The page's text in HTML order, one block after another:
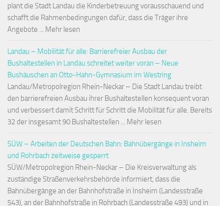
plant die Stadt Landau die Kinderbetreuung vorausschauend und
schafft die Rahmenbedingungen dafür, dass die Träger ihre
Angebote ... Mehr lesen
Landau – Mobilität für alle: Barrierefreier Ausbau der
Bushaltestellen in Landau schreitet weiter voran – Neue
Bushäuschen an Otto-Hahn-Gymnasium im Westring
Landau/Metropolregion Rhein-Neckar – Die Stadt Landau treibt
den barrierefreien Ausbau ihrer Bushaltestellen konsequent voran
und verbessert damit Schritt für Schritt die Mobilität für alle. Bereits
32 der insgesamt 90 Bushaltestellen ... Mehr lesen
SÜW – Arbeiten der Deutschen Bahn: Bahnübergänge in Insheim
und Rohrbach zeitweise gesperrt
SÜW/Metropolregion Rhein-Neckar – Die Kreisverwaltung als
zuständige Straßenverkehrsbehörde informiert, dass die
Bahnübergänge an der Bahnhofstraße in Insheim (Landesstraße
543), an der Bahnhofstraße in Rohrbach (Landesstraße 493) und in